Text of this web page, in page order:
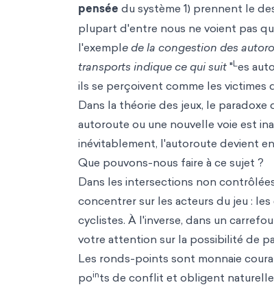
pensée du système 1) prennent le
plupart d'entre nous ne voient pas
l'exemple de la congestion des
transports indique ce qui suit"Les
ils se perçoivent comme les victimes
Dans la théorie des jeux, le
autoroute ou une nouvelle voie est
inévitablement, l'autoroute devient
Que pouvons-nous faire à ce sujet ?
Dans les intersections non
concentrer sur les acteurs du jeu :
cyclistes. À l'inverse, dans un
votre attention sur la possibilité de
Les ronds-points sont monnaie
points de conflit et obligent